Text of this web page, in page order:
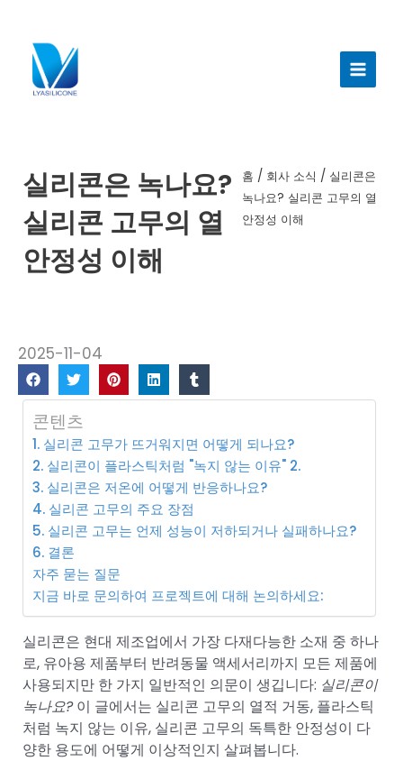
인
실리콘은 녹나요?
실리콘 고무의 열
안정성 이해
홈 / 회사 소식 / 실리콘은
녹나요? 실리콘 고무의 열
안정성 이해
2025-11-04
콘텐츠
1. 실리콘 고무가 뜨거워지면 어떻게 되나요?
2. 실리콘이 플라스틱처럼 "녹지 않는 이유" 2.
3. 실리콘은 저온에 어떻게 반응하나요?
4. 실리콘 고무의 주요 장점
5. 실리콘 고무는 언제 성능이 저하되거나 실패하나요?
6. 결론
자주 묻는 질문
지금 바로 문의하여 프로젝트에 대해 논의하세요:
실리콘은 현대 제조업에서 가장 다재다능한 소재 중 하나
로, 유아용 제품부터 반려동물 액세서리까지 모든 제품에
사용되지만 한 가지 일반적인 의문이 생깁니다: 실리콘이
녹나요?이 글에서는 실리콘 고무의 열적 거동, 플라스틱
처럼 녹지 않는 이유, 실리콘 고무의 독특한 안정성이 다
양한 용도에 어떻게 이상적인지 살펴봅니다.